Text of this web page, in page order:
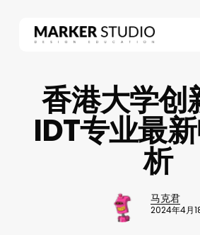
香港大学创
IDT专业最
析
马克君
2024年4月